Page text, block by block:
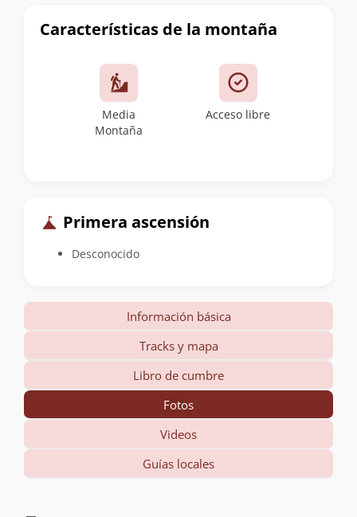
Características de la montaña
Media
Montaña
Acceso libre
Primera ascensión
Desconocido
Información básica
Tracks y mapa
Libro de cumbre
Fotos
Videos
Guías locales